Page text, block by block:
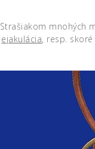
Strašiakom mnohých
ejakulácia, resp.